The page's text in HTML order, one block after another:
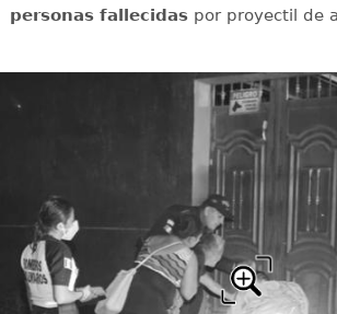
personas fallecidaspor proyectil de